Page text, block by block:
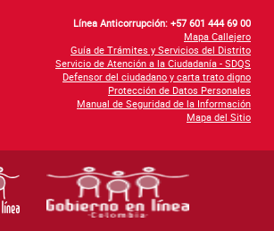
Línea Anticorrupción: +57 601 444 69 00
Mapa Callejero
Guía de Trámites y Servicios del Distrito
Servicio de Atención a la Ciudadanía - SDQS
Defensor del ciudadano y carta trato digno
Protección de Datos Personales
Manual de Seguridad de la Información
Mapa del Sitio